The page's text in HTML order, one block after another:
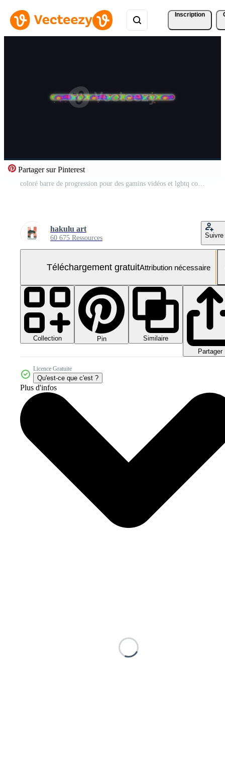
Inscription
Partager sur Pinterest
coloré barre de progression pour des gamins vidéos et lgbtq contenu avec arc en ciel conception et vibrant couleurs Vidéo Gratuite
hakulu art
60 675 Ressources Suivre
Téléchargement gratuitAttribution nécessaire
Collection Pin
Similaire
Partager
Licence Gratuite
Qu'est-ce que c'est ?
Plus d'infos